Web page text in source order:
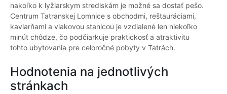
nakoľko k lyžiarskym strediskám je možné sa dostať pešo.
Centrum Tatranskej Lomnice s obchodmi, reštauráciami,
kaviarňami a vlakovou stanicou je vzdialené len niekoľko
minút chôdze, čo podčiarkuje praktickosť a atraktivitu
tohto ubytovania pre celoročné pobyty v Tatrách.
Hodnotenia na jednotlivých
stránkach